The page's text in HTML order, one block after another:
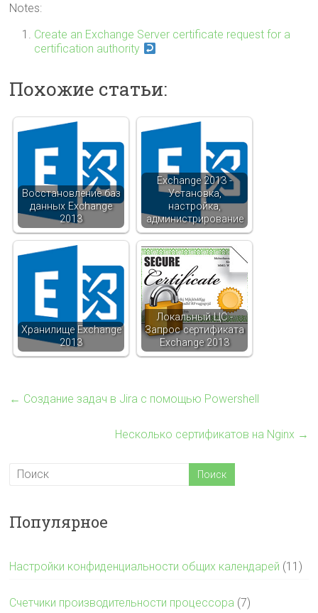
Notes:
Create an Exchange Server certificate request for a
certification authority
Похожие статьи:
Восстановление баз
данных Exchange
2013
Exchange 2013 -
Установка,
настройка,
администрирование
Хранилище Exchange
2013
Локальный ЦС -
Запрос сертификата
Exchange 2013
← Создание задач в Jira с помощью Powershell
Несколько сертификатов на Nginx →
Популярное
Настройки конфиденциальности общих календарей (11)
Счетчики производительности процессора (7)